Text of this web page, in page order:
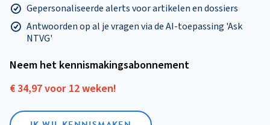
Gepersonaliseerde alerts voor artikelen en dossiers
Antwoorden op al je vragen via de AI-toepassing 'Ask
NTVG'
Neem het kennismakings­abonnement
€ 34,97 voor 12 weken!